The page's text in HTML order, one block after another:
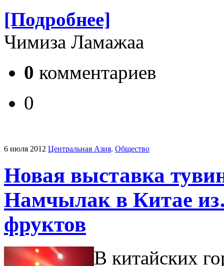
[Подробнее]
Чимиза Ламажаа
0 комментариев
0
6 июля 2012 Центральная Азия. Общество
Новая выставка
Намчылак в Китае
фруктов
В китайских